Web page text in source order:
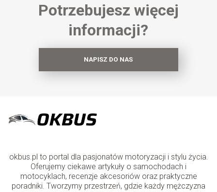
Potrzebujesz więcej
informacji?
NAPISZ DO NAS
okbus.pl to portal dla pasjonatów motoryzacji i stylu życia.
Oferujemy ciekawe artykuły o samochodach i
motocyklach, recenzje akcesoriów oraz praktyczne
poradniki. Tworzymy przestrzeń, gdzie każdy mężczyzna